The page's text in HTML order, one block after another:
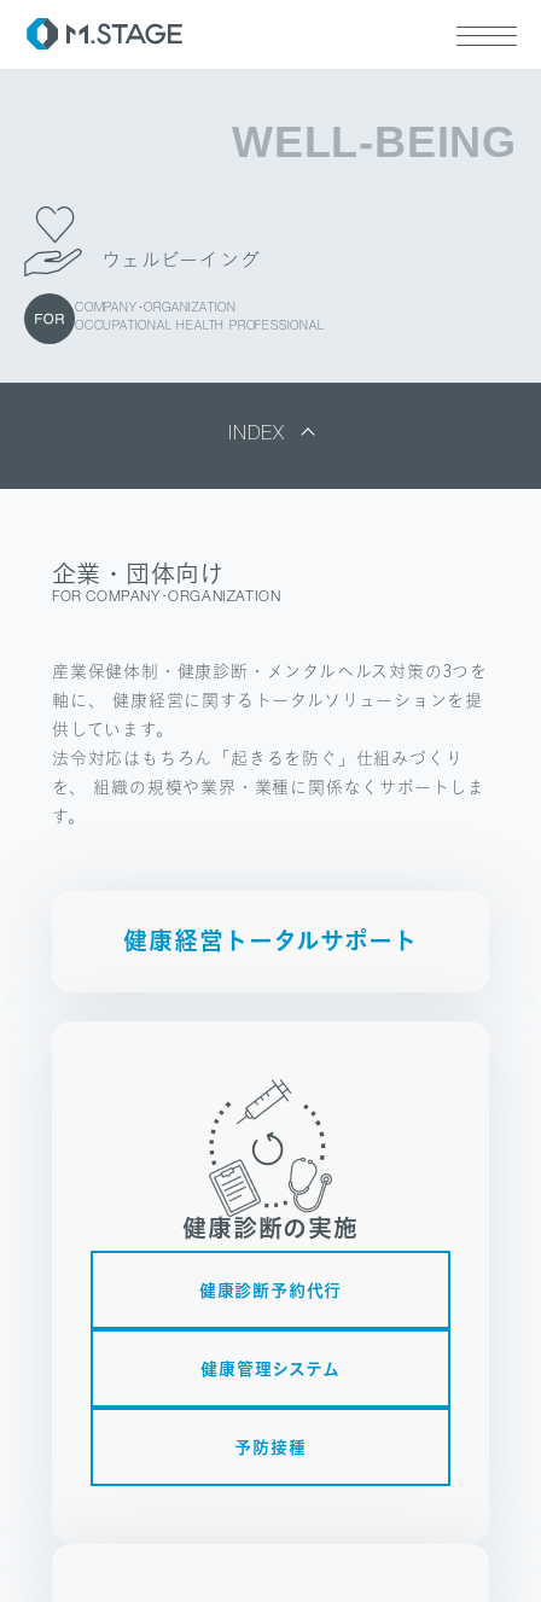
ABOUT TOP
代表挨拶
会社情報
SERVICE TOP
ウェルビーイング
RECRUIT
SANPO NAVI
DR.転職なび
DR.アルなび
プライバシーポリシー
情報セキュリティに関する方針
医療人材事業許可内容について
WELL-BEING
ウェルビーイング
COMPANY･ORGANIZATION
OCCUPATIONAL HEALTH PROFESSIONAL
INDEX
企業・団体向け
FOR COMPANY･ORGANIZATION
産業保健体制・健康診断・メンタルヘルス対策の3つを
軸に、
健康経営に関するトータルソリューションを提
供しています。
法令対応はもちろん「起きるを防ぐ」仕組みづくり
を、
組織の規模や業界・業種に関係なくサポートしま
す。
健康経営トータルサポート
健康診断の実施
健康診断予約代行
健康管理システム
予防接種